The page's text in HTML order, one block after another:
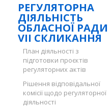
РЕГУЛЯТОРНА
ДІЯЛЬНІСТЬ
ОБЛАСНОЇ РАДИ
VII СКЛИКАННЯ
План діяльності з
підготовки проєктів
регуляторних актів
Рішення відповідальної
комісії щодо регуляторної
діяльності